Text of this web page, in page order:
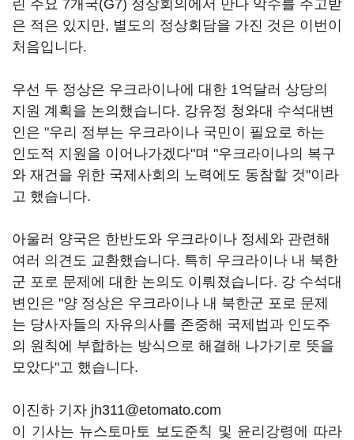
린 주요 7개국(G7) 정상회의에서 만나 악수를 주고받
은 적은 있지만, 별도의 정상회담을 가진 것은 이번이
처음입니다.
우선 두 정상은 우크라이나에 대한 1억달러 상당의
지원 계획을 논의했습니다. 강유정 청와대 수석대변
인은 "우리 정부는 우크라이나 국민이 필요로 하는
인도적 지원을 이어나가겠다"며 "우크라이나의 복구
와 재건을 위한 국제사회의 노력에도 동참할 것"이라
고 했습니다.
아울러 양국은 한반도와 우크라이나 정세와 관련해
여러 의견도 교환했습니다. 특히 우크라이나 내 북한
군 포로 문제에 대한 논의도 이뤄졌습니다. 강 수석대
변인은 "양 정상은 우크라이나 내 북한군 포로 문제
는 당사자들의 자유의사를 존중해 국제법과 인도주
의 원칙에 부합하는 방식으로 해결해 나가기로 뜻을
모았다"고 했습니다.
이진하 기자 jh311@etomato.com
이 기사는 뉴스토마토 보도준칙 및 윤리강령에 따라